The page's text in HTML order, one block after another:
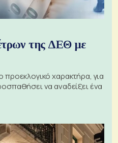
της ΔΕΘ με
χαρακτήρα, για
να αναδείξει ένα